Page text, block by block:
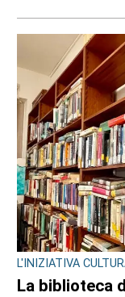
L'INIZIATIVA
La biblioteca